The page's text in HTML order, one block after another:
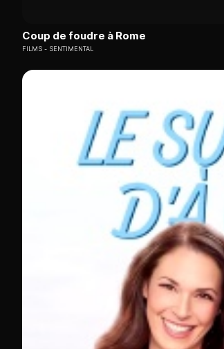
Coup de foudre à Rome
FILMS SENTIMENTAL